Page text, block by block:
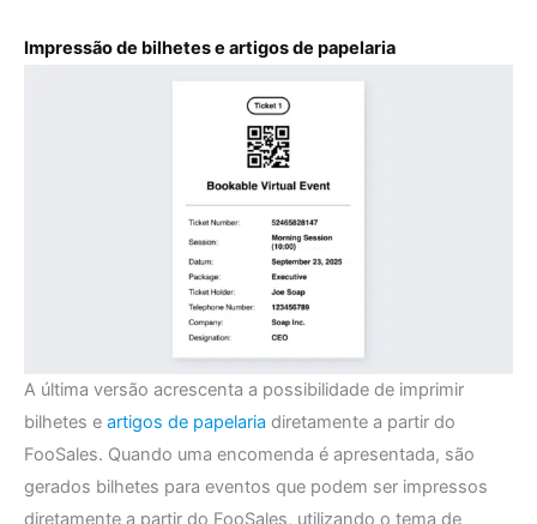
Impressão de bilhetes e artigos de papelaria
A última versão acrescenta a possibilidade de imprimir
bilhetes e artigos de papelaria diretamente a partir do
FooSales. Quando uma encomenda é apresentada, são
gerados bilhetes para eventos que podem ser impressos
diretamente a partir do FooSales, utilizando o tema de